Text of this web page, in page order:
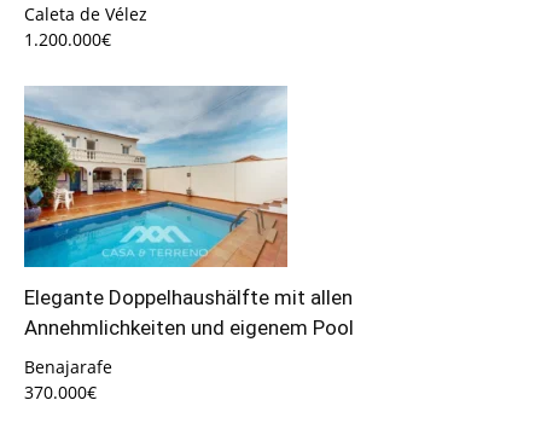
Caleta de Vélez
1.200.000€
Elegante Doppelhaushälfte mit allen
Annehmlichkeiten und eigenem Pool
Benajarafe
370.000€